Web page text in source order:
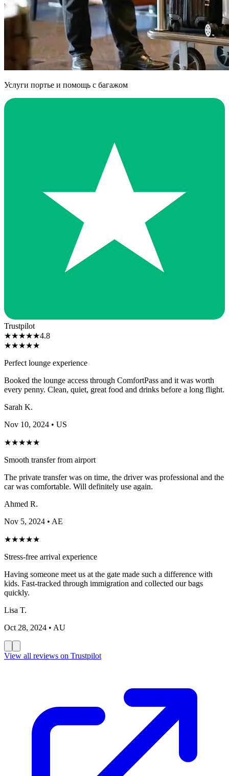
Услуги портье и помощь с багажом
Trustpilot
★★★★★4.8
★★★★★
Perfect lounge experience
Booked the lounge access through ComfortPass and it was worth
every penny. Clean, quiet, great food and drinks before a long flight.
Sarah K.
Nov 10, 2024 • US
★★★★★
Smooth transfer from airport
The private transfer was on time, the driver was professional and the
car was comfortable. Will definitely use again.
Ahmed R.
Nov 5, 2024 • AE
★★★★★
Stress-free arrival experience
Having someone meet us at the gate made such a difference with
kids. Fast-tracked through immigration and collected our bags
quickly.
Lisa T.
Oct 28, 2024 • AU
View all reviews on Trustpilot